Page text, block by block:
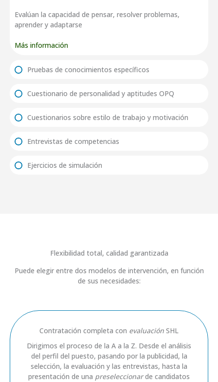
Evalúan la capacidad de pensar, resolver problemas,
aprender y adaptarse
Más información
Pruebas de conocimientos específicos
Cuestionario de personalidad y aptitudes OPQ
Cuestionarios sobre estilo de trabajo y motivación
Entrevistas de competencias
Ejercicios de simulación
Flexibilidad total, calidad garantizada
Puede elegir entre dos modelos de intervención, en función
de sus necesidades:
Contratación completa con evaluación SHL
Dirigimos el proceso de la A a la Z. Desde el análisis
del perfil del puesto, pasando por la publicidad, la
selección, la evaluación y las entrevistas, hasta la
presentación de una preseleccionarde candidatos